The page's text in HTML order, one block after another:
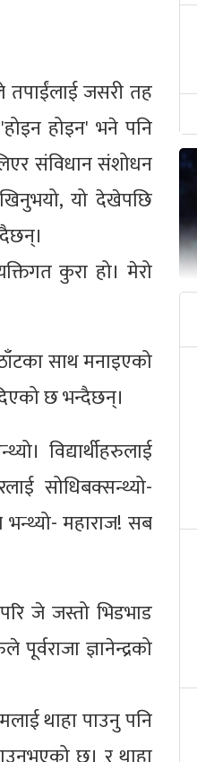
तपाईंलाई जसरी तह
होइन' भने पनि
संविधान संशोधन
यो देखेपछि
कुरा हो। मेरो
साथ मनाइएको
छ भन्दैछन्।
विद्यार्थीहरुलाई
सोधिबक्सन्थ्यो-
महाराज! सब
जे जस्तो भिडभाड
ज्ञानेन्द्रको
थाहा पाउनु पनि